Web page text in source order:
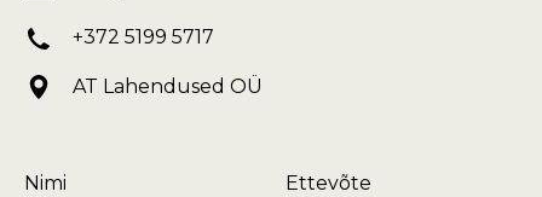
+372 5199 5717
AT Lahendused OÜ
Nimi Ettevõte